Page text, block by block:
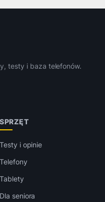
testy i baza telefonów.
SPRZĘT
Testy i opinie
Telefony
Tablety
Dla seniora